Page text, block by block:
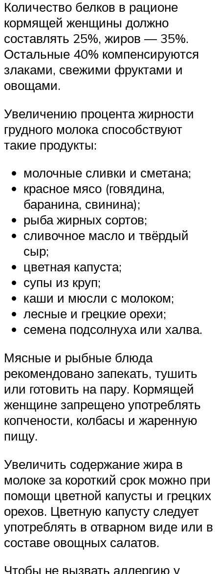
Количество белков в рационе
кормящей женщины должно
составлять 25%, жиров — 35%.
Остальные 40% компенсируются
злаками, свежими фруктами и
овощами.
Увеличению процента жирности
грудного молока способствуют
такие продукты:
молочные сливки и сметана;
красное мясо (говядина,
баранина, свинина);
рыба жирных сортов;
сливочное масло и твёрдый
сыр;
цветная капуста;
супы из круп;
каши и мюсли с молоком;
лесные и грецкие орехи;
семена подсолнуха или халва.
Мясные и рыбные блюда
рекомендовано запекать, тушить
или готовить на пару. Кормящей
женщине запрещено употреблять
копчености, колбасы и жаренную
пищу.
Увеличить содержание жира в
молоке за короткий срок можно при
помощи цветной капусты и грецких
орехов. Цветную капусту следует
употреблять в отварном виде или в
составе овощных салатов.
Чтобы не вызвать аллергию у